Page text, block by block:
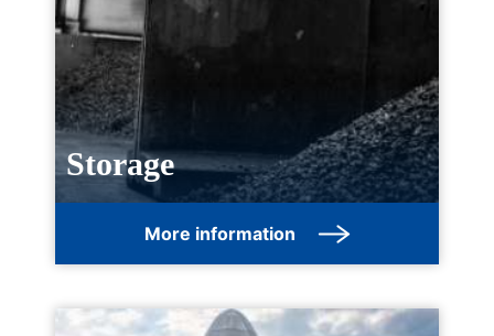
Storage
More information